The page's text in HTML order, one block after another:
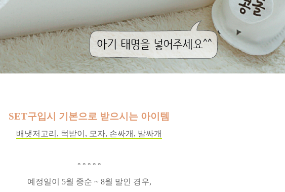
SET구입시 기본으로 받으시는 아이템
배냇저고리, 턱받이, 모자, 손싸개, 발싸개
° ° ° ° °
예정일이 5월 중순 ~ 8월 말인 경우,